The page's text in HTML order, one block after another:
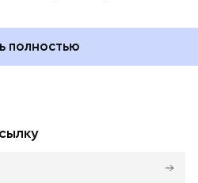
полностью